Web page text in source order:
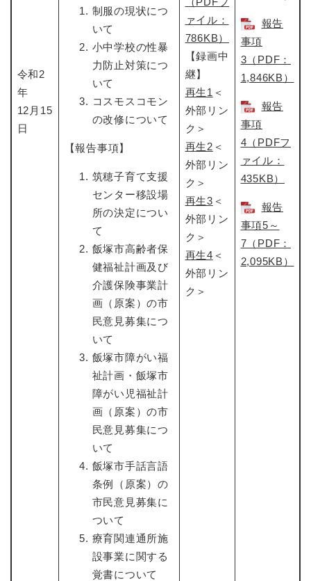
令和2
年
12月15
日
制服の現状につ
いて
小中学校の性暴
力防止対策につ
いて
コスモスコモン
の改修について
【報告事項】
筑穂子育て支援
センター移設場
所の決定につい
て
飯塚市高齢者保
健福祉計画及び
介護保険事業計
画（原案）の市
民意見募集につ
いて
飯塚市障がい福
祉計画・飯塚市
障がい児福祉計
画（原案）の市
民意見募集につ
いて
飯塚市手話言語
条例（原案）の
市民意見募集に
ついて
療育関連通所施
設事業に関する
覚書について
ァイル：
786KB）
【録画中
継】
再生1 ＜
外部リン
ク＞
再生2 ＜
外部リン
ク＞
再生3 ＜
外部リン
ク＞
再生4 ＜
外部リン
ク＞
報告
事項
3（PDF：
1,846KB）
報告
事項
4（PDFフ
ァイル：
435KB）
報告
事項5～
7（PDF：
2,095KB）